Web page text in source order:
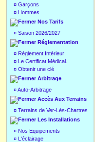
¤ Garçons
¤ Hommes
Nos Tarifs
¤ Saison 2026/2027
Réglementation
¤ Règlement Intérieur
¤ Le Certificat Médical.
¤ Obtenir une clé
Arbitrage
¤Auto-Arbitrage
Accès Aux Terrains
¤ Terrains de Ver-Lès-Chartres
Les Installations
¤ Nos Equipements
¤ L'éclairage